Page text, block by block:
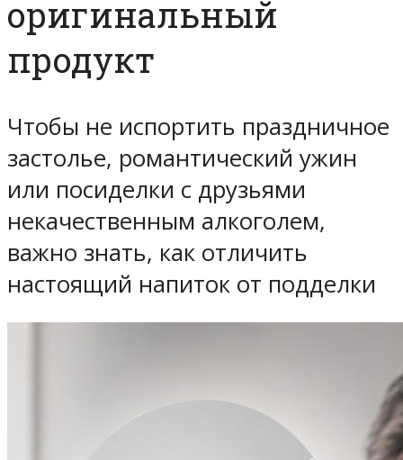
оригинальный
продукт
Чтобы не испортить праздничное
застолье, романтический ужин
или посиделки с друзьями
некачественным алкоголем,
важно знать, как отличить
настоящий напиток от подделки